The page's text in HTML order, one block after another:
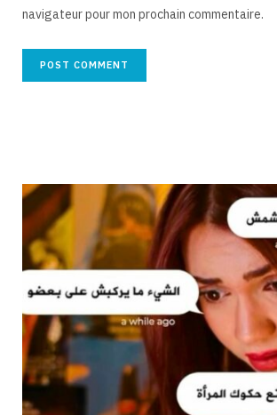
navigateur pour mon prochain commentaire.